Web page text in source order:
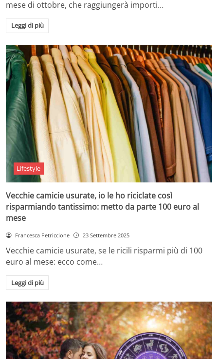
mese di ottobre, che raggiungerà importi…
Leggi di più
Lifestyle
Vecchie camicie usurate, io le ho riciclate così
risparmiando tantissimo: metto da parte 100 euro al
mese
Francesca Petriccione 23 Settembre 2025
Vecchie camicie usurate, se le ricili risparmi più di 100
euro al mese: ecco come…
Leggi di più